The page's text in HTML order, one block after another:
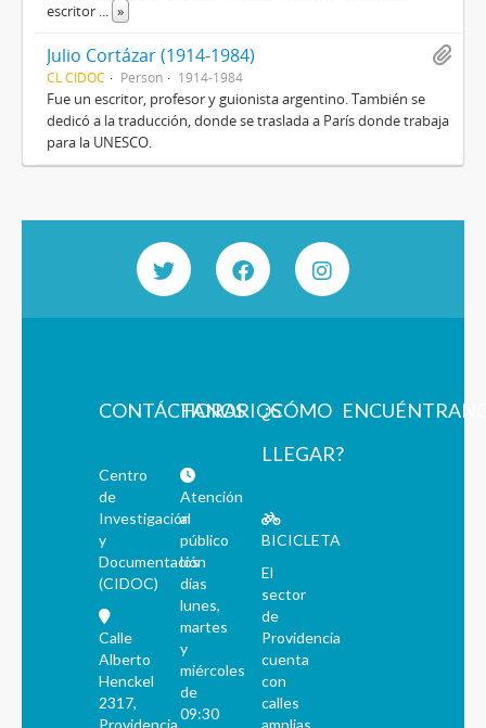
escritor ... »
Julio Cortázar (1914-1984)
CL CIDOC Person 1914-1984
Fue un escritor, profesor y guionista argentino. También se
dedicó a la traducción, donde se traslada a París donde trabaja
para la UNESCO.
CONTÁCTANOS
Centro
de
Investigación
y
Documentación
(CIDOC)
Calle
Alberto
Henckel
2317,
Providencia,
HORARIOS
Atención
al
público
los
días
lunes,
martes
y
miércoles
de
09:30
¿CÓMO
LLEGAR?
BICICLETA
El
sector
de
Providencia
cuenta
con
calles
amplias